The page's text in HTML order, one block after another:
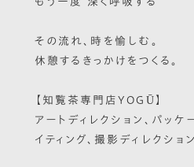
その流れ、時を愉しむ。
休憩するきっかけをつくる。
【知覧茶専門店YOGŪ】
アートディレクション、パッケ
イティング、撮影ディレクショ